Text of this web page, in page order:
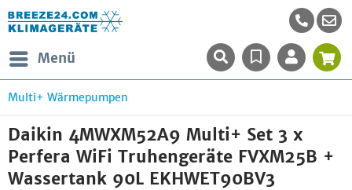
Menü
Multi+ Wärmepumpen
Daikin 4MWXM52A9 Multi+ Set 3 x
Perfera WiFi Truhengeräte FVXM25B +
Wassertank 90L EKHWET90BV3